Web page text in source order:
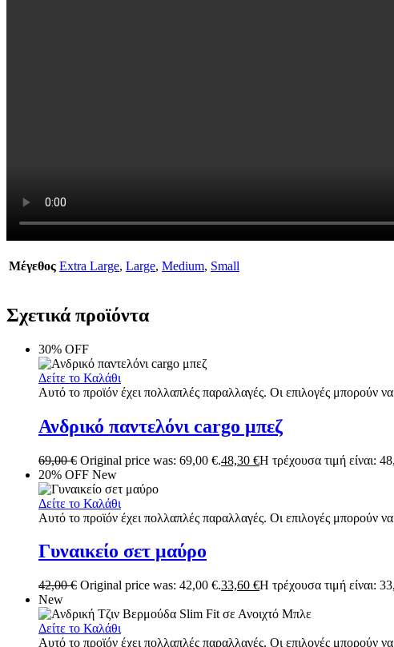
Μέγεθος Extra Large, Large, Medium, Small
Σχετικά προϊόντα
30% OFF
Δείτε το Καλάθι
Αυτό το προϊόν έχει πολλαπλές παραλλαγές. Οι επιλογές μπορούν
Ανδρικό παντελόνι cargo μπεζ
69,00€ Original price was: 69,00 €.48,30 €Η τρέχουσα τιμή είναι:
20% OFF New
Δείτε το Καλάθι
Αυτό το προϊόν έχει πολλαπλές παραλλαγές. Οι επιλογές μπορούν
Γυναικείο σετ μαύρο
42,00€ Original price was: 42,00 €.33,60 €Η τρέχουσα τιμή είναι:
New
Δείτε το Καλάθι
Αυτό το προϊόν έχει πολλαπλές παραλλαγές. Οι επιλογές μπορούν